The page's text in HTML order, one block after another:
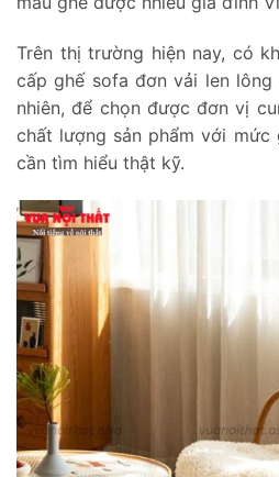
Trên thị trường hiện nay, có
cấp ghế sofa đơn vải len lông
nhiên, để chọn được đơn vị
chất lượng sản phẩm với mức
cần tìm hiểu thật kỹ.